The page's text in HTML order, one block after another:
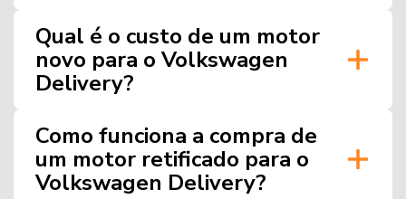
Qual é o custo de um motor
novo para o Volkswagen
Delivery?
Como funciona a compra de
um motor retificado para o
Volkswagen Delivery?